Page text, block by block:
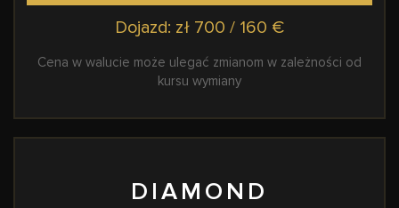
Dojazd: zł 700 / 160 €
Cena w walucie może ulegać zmianom w zależności od
kursu wymiany
DIAMOND